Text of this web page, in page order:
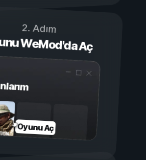
2. Adım
WeMod'da Aç
Oyunu Aç